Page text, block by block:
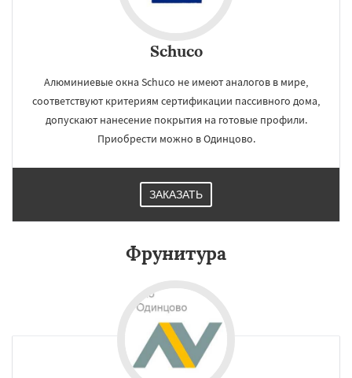
Schuco
Алюминиевые окна Schuco не имеют аналогов в мире,
соответствуют критериям сертификации пассивного дома,
допускают нанесение покрытия на готовые профили.
Приобрести можно в Одинцово.
ЗАКАЗАТЬ
Фрунитура